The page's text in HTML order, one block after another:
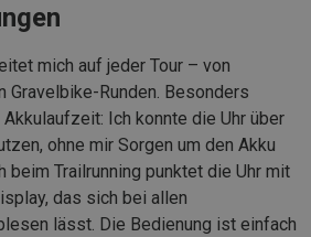
mich auf jeder Tour – von
Gravelbike-Runden. Besonders
Ich konnte die Uhr über
ohne mir Sorgen um den Akku
beim Trailrunning punktet die Uhr mit
das sich bei allen
lässt. Die Bedienung ist einfach